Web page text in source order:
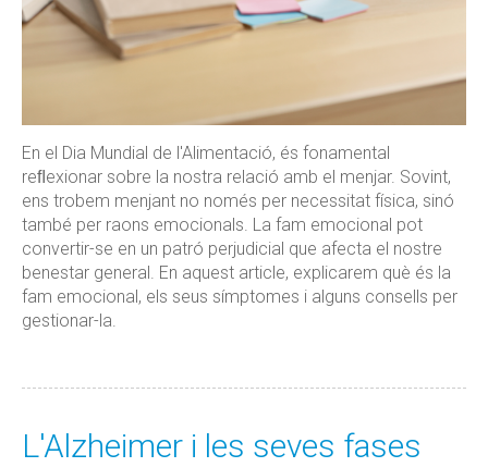
En el Dia Mundial de l'Alimentació, és fonamental
reﬂexionar sobre la nostra relació amb el menjar. Sovint,
ens trobem menjant no només per necessitat física, sinó
també per raons emocionals. La fam emocional pot
convertir-se en un patró perjudicial que afecta el nostre
benestar general. En aquest article, explicarem què és la
fam emocional, els seus símptomes i alguns consells per
gestionar-la.
L'Alzheimer i les seves fases